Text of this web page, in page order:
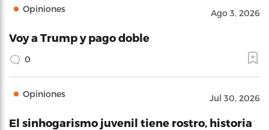
Opiniones Ago 3, 2026
Voy a Trump y pago doble
0
Opiniones Jul 30, 2026
El sinhogarismo juvenil tiene rostro, historia